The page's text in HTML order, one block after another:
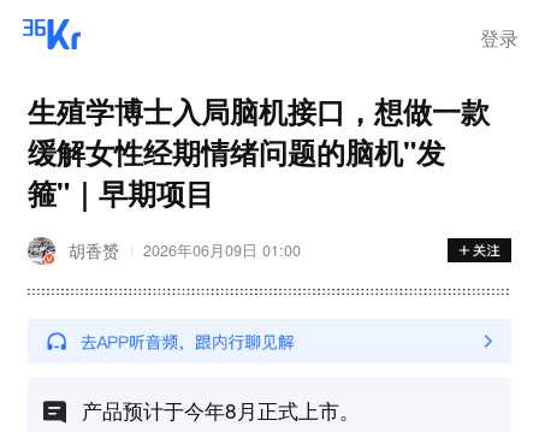
登录
生殖学博士入局脑机接口，想做一款
缓解女性经期情绪问题的脑机"发
箍"｜早期项目
胡香赟 2026年06月09日 01:00
产品预计于今年8月正式上市。